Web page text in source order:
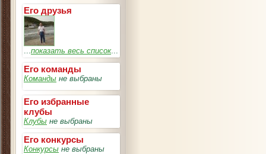
Его друзья
...показать весь список...
Его команды
Команды не выбраны
Его избранные
клубы
Клубы не выбраны
Его конкурсы
Конкурсы не выбраны